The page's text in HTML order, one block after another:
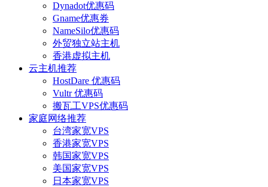
Dynadot优惠码
Gname优惠券
NameSilo优惠码
外贸独立站主机
香港虚拟主机
云主机推荐
HostDare 优惠码
Vultr 优惠码
搬瓦工VPS优惠码
家庭网络推荐
台湾家宽VPS
香港家宽VPS
韩国家宽VPS
美国家宽VPS
日本家宽VPS